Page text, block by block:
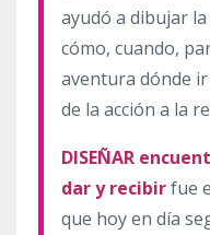
ayudó a dibujar
cómo, cuando,
aventura dónde
de la acción a la
DISEÑAR
dar y recibirfue
que hoy en día